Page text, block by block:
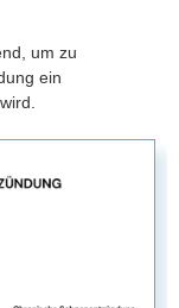
um zu
ein
wird.